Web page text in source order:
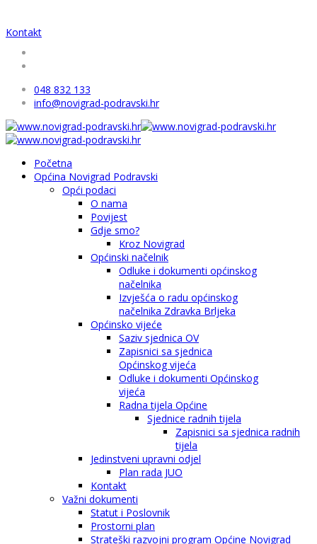
Kontakt
048 832 133
info@novigrad-podravski.hr
Početna
Općina Novigrad Podravski
Opći podaci
O nama
Povijest
Gdje smo?
Kroz Novigrad
Općinski načelnik
Odluke i dokumenti općinskog
načelnika
Izvješća o radu općinskog
načelnika Zdravka Brljeka
Općinsko vijeće
Saziv sjednica OV
Zapisnici sa sjednica
Općinskog vijeća
Odluke i dokumenti Općinskog
vijeća
Radna tijela Općine
Sjednice radnih tijela
Zapisnici sa sjednica radnih
tijela
Jedinstveni upravni odjel
Plan rada JUO
Kontakt
Važni dokumenti
Statut i Poslovnik
Prostorni plan
Strateški razvojni program Općine Novigrad